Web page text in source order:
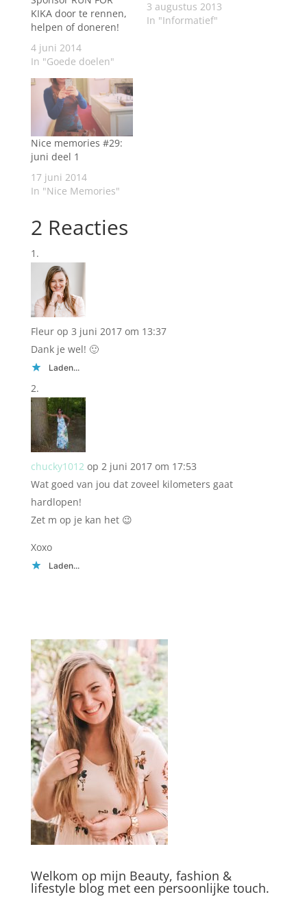
KIKA door te rennen,
helpen of doneren!
4 juni 2014
In "Goede doelen"
3 augustus 2013
In "Informatief"
Nice memories #29:
juni deel 1
17 juni 2014
In "Nice Memories"
2 Reacties
Fleur op 3 juni 2017 om 13:37
Dank je wel! 🙂
Laden...
chucky1012 op 2 juni 2017 om 17:53
Wat goed van jou dat zoveel kilometers gaat
hardlopen!
Zet m op je kan het 😉
Xoxo
Laden...
Welkom op mijn Beauty, fashion &
lifestyle blog met een persoonlijke touch.